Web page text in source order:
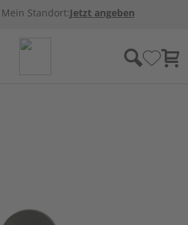
Mein Standort:Jetzt angeben